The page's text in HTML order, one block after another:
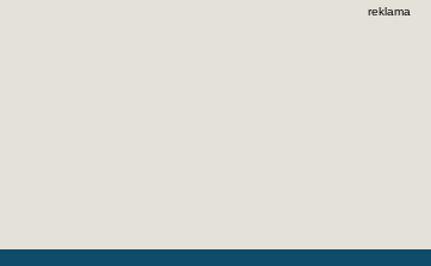
reklama